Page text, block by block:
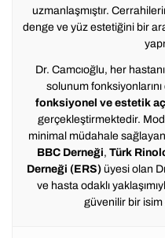
uzmanlaşmıştır.
denge ve yüz estetiğini bir
Dr. Camcıoğlu, her
solunum
fonksiyonel ve estetik
gerçekleştirmektedir.
minimal müdahale
BBC Derneği, Türk
Derneği (ERS)üyesi olan
ve hasta odaklı
güvenilir bir isim